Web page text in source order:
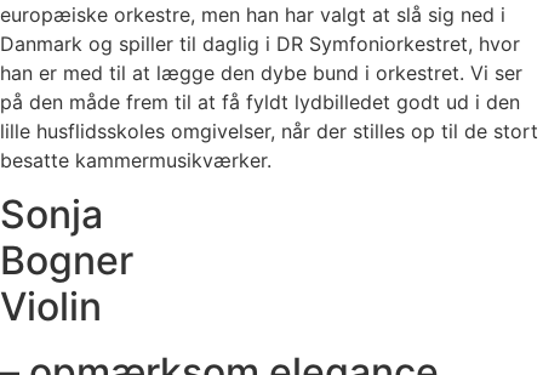
europæiske orkestre, men han har valgt at slå sig ned i
Danmark og spiller til daglig i DR Symfoniorkestret, hvor
han er med til at lægge den dybe bund i orkestret. Vi ser
på den måde frem til at få fyldt lydbilledet godt ud i den
lille husflidsskoles omgivelser, når der stilles op til de stort
besatte kammermusikværker.
Sonja
Bogner
Violin